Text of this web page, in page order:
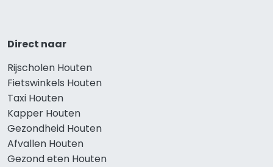
Direct naar
Rijscholen Houten
Fietswinkels Houten
Taxi Houten
Kapper Houten
Gezondheid Houten
Afvallen Houten
Gezond eten Houten